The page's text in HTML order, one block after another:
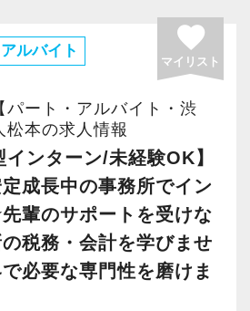
用ご担当者様
ルバイト favorite
マイリスト
パート・アルバイト・渋
松本の求人情報
ンターン/未経験OK】
成長中の事務所でイン
輩のサポートを受けな
税務・会計を学びませ
必要な専門性を磨けま